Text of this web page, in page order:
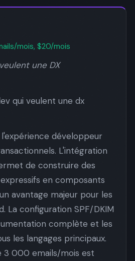
mois, $20/mois
une DX
qui veulent une dx
l'expérience développeur
L'intégration
de construire des
en composants
avantage majeur pour les
La configuration SPF/DKIM
complète et les
les langages principaux.
3 000 emails/mois est